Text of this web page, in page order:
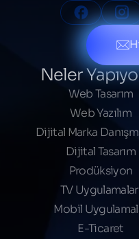
Neler
Web Tasarım
Web Yazılım
Dijital Marka
Dijital Tasarım
Prodüksiyon
TV
Mobil
E-Ticaret